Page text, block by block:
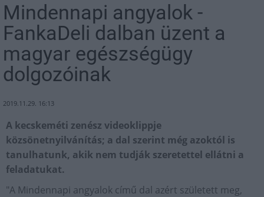
Mindennapi angyalok -
FankaDeli dalban üzent a
magyar egészségügy
dolgozóinak
2019.11.29. 16:13
A kecskeméti zenész videoklippje
közsönetnyilvánítás; a dal szerint még azoktól is
tanulhatunk, akik nem tudják szeretettel ellátni a
feladatukat.
"A Mindennapi angyalok című dal azért született meg,